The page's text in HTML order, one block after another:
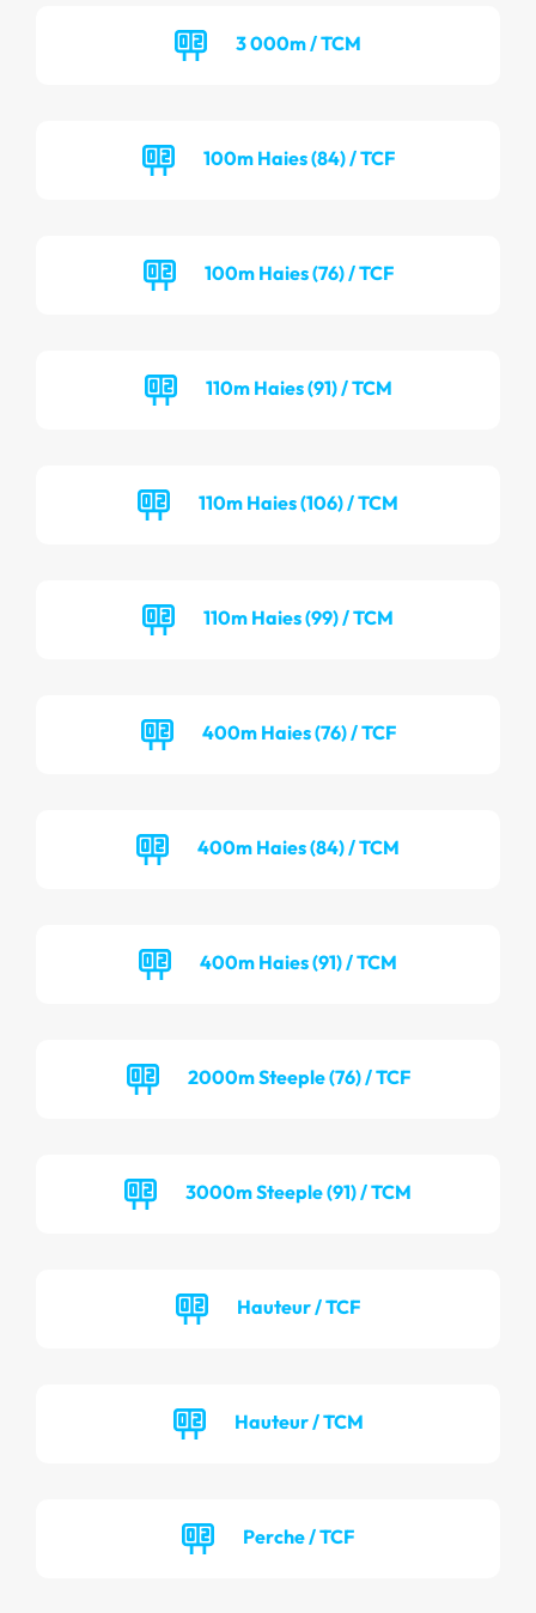
3 000m / TCM
100m Haies (84) / TCF
100m Haies (76) / TCF
110m Haies (91) / TCM
110m Haies (106) / TCM
110m Haies (99) / TCM
400m Haies (76) / TCF
400m Haies (84) / TCM
400m Haies (91) / TCM
2000m Steeple (76) / TCF
3000m Steeple (91) / TCM
Hauteur / TCF
Hauteur / TCM
Perche / TCF